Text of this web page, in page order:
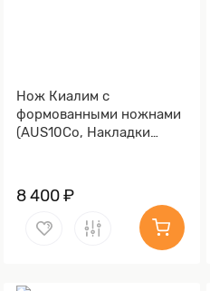
Нож Киалим с
формованными ножнами
(AUS10Co, Накладки
Обработка клинка
Stonewash)
8 400 ₽